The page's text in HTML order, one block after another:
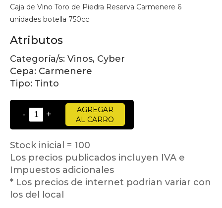
Caja de Vino Toro de Piedra Reserva Carmenere 6
unidades botella 750cc
Atributos
Categoría/s: Vinos, Cyber
Cepa: Carmenere
Tipo: Tinto
- +
AGREGAR
AL CARRO
Stock inicial = 100
Los precios publicados incluyen IVA e
Impuestos adicionales
* Los precios de internet podrian variar con
los del local